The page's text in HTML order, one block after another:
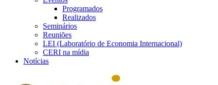
Programados
Realizados
Seminários
Reuniões
LEI (Laboratório de Economia Internacional)
CERI na mídia
Notícias